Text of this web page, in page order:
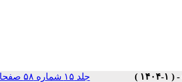
جلد ۱۵ شماره ۵۸ صفحات ۰-۰